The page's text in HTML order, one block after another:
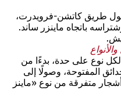
طريق كاتشن-فرويدرت،
باتجاه ماينزر ساند.
لكل نوع على حدة، بدءًا من
المفتوحة، وصولًا إلى
متفرقة من نوع «ماينز